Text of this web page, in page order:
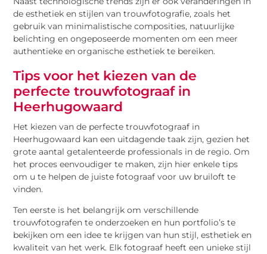
de esthetiek en stijlen van trouwfotografie, zoals het
gebruik van minimalistische composities, natuurlijke
belichting en ongeposeerde momenten om een meer
authentieke en organische esthetiek te bereiken.
Tips voor het kiezen van de
perfecte trouwfotograaf in
Heerhugowaard
Het kiezen van de perfecte trouwfotograaf in
Heerhugowaard kan een uitdagende taak zijn, gezien het
grote aantal getalenteerde professionals in de regio. Om
het proces eenvoudiger te maken, zijn hier enkele tips
om u te helpen de juiste fotograaf voor uw bruiloft te
vinden.
Ten eerste is het belangrijk om verschillende
trouwfotografen te onderzoeken en hun portfolio’s te
bekijken om een idee te krijgen van hun stijl, esthetiek en
kwaliteit van het werk. Elk fotograaf heeft een unieke stijl